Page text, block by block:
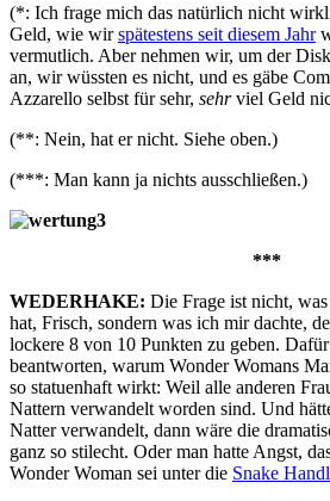
(*: Ich frage mich das natürlich nicht
Geld, wie wirspätestens seit diesem Jahr
vermutlich. Aber nehmen wir, um der
an, wir wüssten es nicht, und es gäbe
Azzarello selbst für sehr, sehrviel Geld
(**: Nein, hat er nicht. Siehe oben.)
(***: Man kann ja nichts ausschließen.)
***
WEDERHAKE: Die Frage ist nicht,
hat, Frisch, sondern was ich mir dachte,
lockere 8 von 10 Punkten zu geben.
beantworten, warum Wonder Womans
so statuenhaft wirkt: Weil alle anderen
Nattern verwandelt worden sind. Und
Natter verwandelt, dann wäre die
ganz so stilecht. Oder man hatte Angst,
Wonder Woman sei unter die Snake